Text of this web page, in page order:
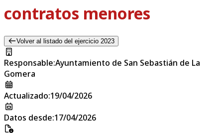
contratos menores
Volver al listado del ejercicio 2023
Responsable:Ayuntamiento de San Sebastián de La
Gomera
Actualizado:19/04/2026
Datos desde:17/04/2026